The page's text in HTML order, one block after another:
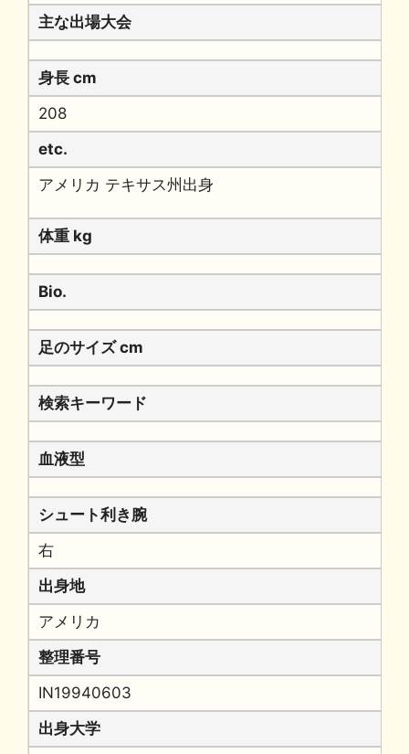
主な出場大会
身長 cm
208
etc.
アメリカ テキサス州出身
体重 kg
Bio.
足のサイズ cm
検索キーワード
血液型
シュート利き腕
右
出身地
アメリカ
整理番号
IN19940603
出身大学